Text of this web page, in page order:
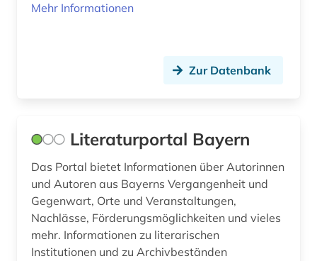
kulturpolitiker (1)
kunstgeschichte (2)
kurve (1)
könig (1)
königin (1)
körperschaft (1)
Mehr Informationen
Zur Datenbank
Literaturportal Bayern
Das Portal bietet Informationen über Autorinnen
und Autoren aus Bayerns Vergangenheit und
Gegenwart, Orte und Veranstaltungen,
Nachlässe, Förderungsmöglichkeiten und vieles
mehr. Informationen zu literarischen
Institutionen und zu Archivbeständen